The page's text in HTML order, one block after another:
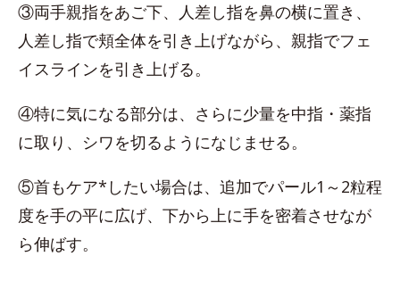
③両手親指をあご下、人差し指を鼻の横に置き、
人差し指で頬全体を引き上げながら、親指でフェ
イスラインを引き上げる。
④特に気になる部分は、さらに少量を中指・薬指
に取り、シワを切るようになじませる。
⑤首もケア*したい場合は、追加でパール1～2粒程
度を手の平に広げ、下から上に手を密着させなが
ら伸ばす。